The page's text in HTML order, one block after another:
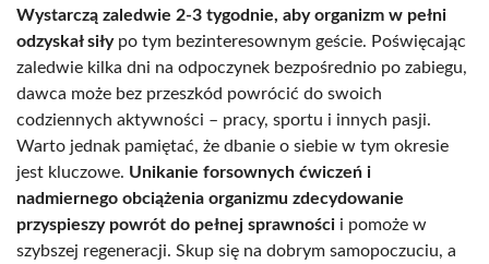
Wystarczą zaledwie 2-3 tygodnie, aby organizm w pełni
odzyskał siłypo tym bezinteresownym geście. Poświęcając
zaledwie kilka dni na odpoczynek bezpośrednio po zabiegu,
dawca może bez przeszkód powrócić do swoich
codziennych aktywności – pracy, sportu i innych pasji.
Warto jednak pamiętać, że dbanie o siebie w tym okresie
jest kluczowe. Unikanie forsownych ćwiczeń i
nadmiernego obciążenia organizmu zdecydowanie
przyspieszy powrót do pełnej sprawności i pomoże w
szybszej regeneracji. Skup się na dobrym samopoczuciu, a